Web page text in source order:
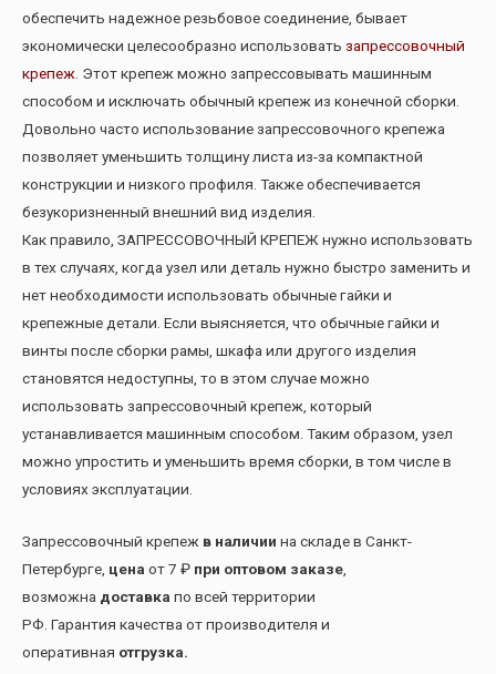
обеспечить надежное резьбовое соединение, бывает
экономически целесообразно использовать запрессовочный
крепеж . Этот крепеж можно запрессовывать машинным
способом и исключать обычный крепеж из конечной сборки.
Довольно часто использование запрессовочного крепежа
позволяет уменьшить толщину листа из-за компактной
конструкции и низкого профиля. Также обеспечивается
безукоризненный внешний вид изделия.
Как правило, ЗАПРЕССОВОЧНЫЙ КРЕПЕЖ нужно использовать
в тех случаях, когда узел или деталь нужно быстро заменить и
нет необходимости использовать обычные гайки и
крепежные детали. Если выясняется, что обычные гайки и
винты после сборки рамы, шкафа или другого изделия
становятся недоступны, то в этом случае можно
использовать запрессовочный крепеж, который
устанавливается машинным способом. Таким образом, узел
можно упростить и уменьшить время сборки, в том числе в
условиях эксплуатации.
Запрессовочный крепеж в наличии на складе в Санкт-
Петербурге, цена от 7 ₽ при оптовом заказе
возможна доставка по всей территории
РФ. Гарантия качества от производителя и
оперативная отгрузка.